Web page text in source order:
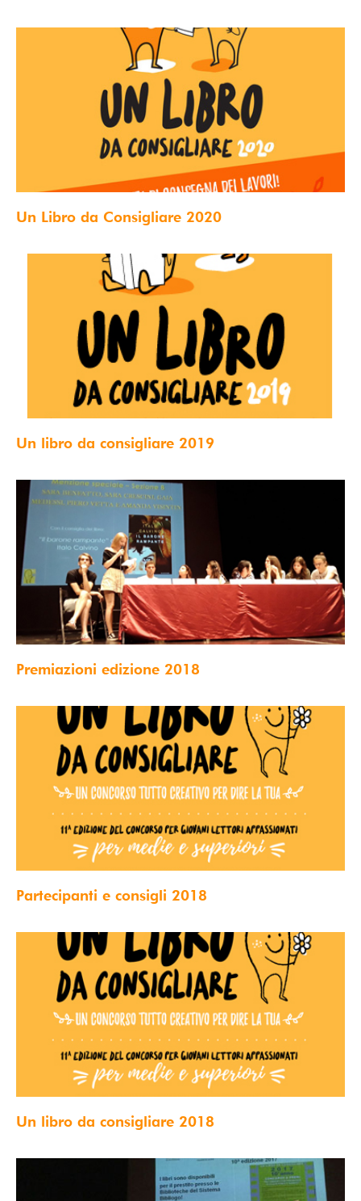
Un Libro da Consigliare 2020
Un libro da consigliare 2019
Premiazioni edizione 2018
Partecipanti e consigli 2018
Un libro da consigliare 2018